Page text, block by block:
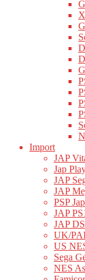
Import
JAP
Jap
JAP
JAP
PSP
JAP
JAP DS
UK/
US
Sega
NES